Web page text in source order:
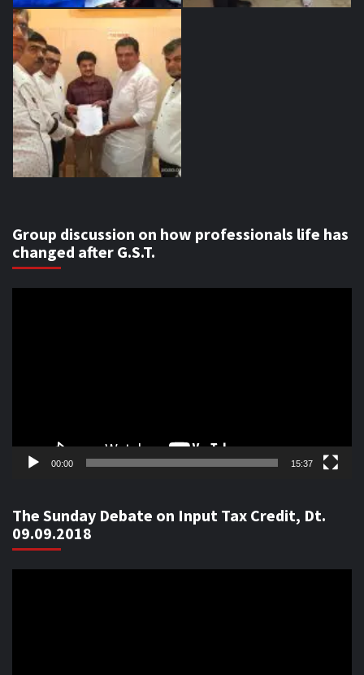
Group discussion on how professionals life has
changed after G.S.T.
00:00 15:37
The Sunday Debate on Input Tax Credit, Dt.
09.09.2018